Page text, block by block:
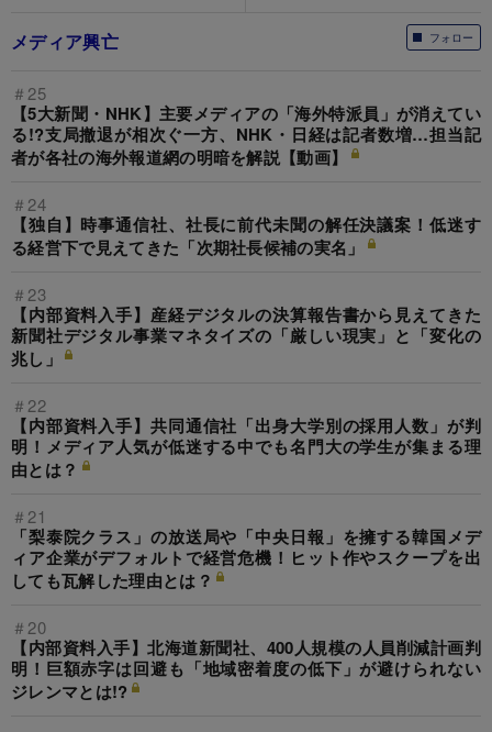
フォロー
メディア興亡
＃25
【5大新聞・NHK】主要メディアの「海外特派員」が消えてい
る!?支局撤退が相次ぐ一方、NHK・日経は記者数増…担当記
者が各社の海外報道網の明暗を解説【動画】
＃24
【独自】時事通信社、社長に前代未聞の解任決議案！低迷す
る経営下で見えてきた「次期社長候補の実名」
＃23
【内部資料入手】産経デジタルの決算報告書から見えてきた
新聞社デジタル事業マネタイズの「厳しい現実」と「変化の
兆し」
＃22
【内部資料入手】共同通信社「出身大学別の採用人数」が判
明！メディア人気が低迷する中でも名門大の学生が集まる理
由とは？
＃21
「梨泰院クラス」の放送局や「中央日報」を擁する韓国メデ
ィア企業がデフォルトで経営危機！ヒット作やスクープを出
しても瓦解した理由とは？
＃20
【内部資料入手】北海道新聞社、400人規模の人員削減計画判
明！巨額赤字は回避も「地域密着度の低下」が避けられない
ジレンマとは!?